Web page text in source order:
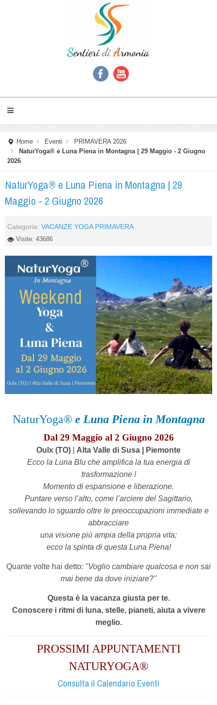
Home Eventi
PRIMAVERA 2026
NaturYoga® e Luna Piena in Montagna | 29 Maggio - 2 Giugno
2026
NaturYoga® e Luna Piena in Montagna | 29
Maggio - 2 Giugno 2026
Categoria: VACANZE YOGA PRIMAVERA
Visite: 43686
NaturYoga® e Luna Piena in Montagna
Dal 29 Maggio al 2 Giugno 2026
Oulx (TO)
Alta Valle di Susa | Piemonte
Ecco la Luna Blu che amplifica la tua energia di
trasformazione !
Momento di espansione e liberazione.
Puntare verso l’alto, come l’arciere del Sagittario,
sollevando lo sguardo oltre le preoccupazioni immediate e
abbracciare
una visione più ampia della propria vita;
ecco la spinta di questa Luna Piena!
Quante volte hai detto: "Voglio cambiare qualcosa e non sai
mai bene da dove iniziare?"
Questa è la vacanza giusta per te.
Conoscere i ritmi di luna, stelle, pianeti, aiuta a vivere
meglio.
PROSSIMI APPUNTAMENTI
NATURYOGA®
Consulta il Calendario Eventi